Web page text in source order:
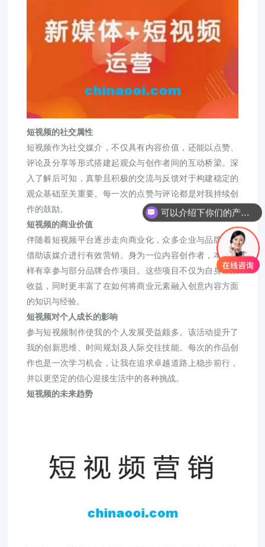
短视频的社交属性
短视频作为社交媒介，不仅具有内容价值，还能以点赞、
评论及分享等形式搭建起观众与创作者间的互动桥梁。深
入了解后可知，真挚且积极的交流与反馈对于构建稳定的
观众基础至关重要。每一次的点赞与评论都是对我持续创
作的鼓励。
短视频的商业价值
伴随着短视频平台逐步走向商业化，众多企业与品牌纷纷
借助该媒介进行有效营销。身为一位内容创作者，本人同
样有幸参与部分品牌合作项目。这些项目不仅为自身带来
收益，同时更丰富了在如何将商业元素融入创意内容方面
的知识与经验。
短视频对个人成长的影响
参与短视频制作使我的个人发展受益颇多。该活动提升了
我的创新思维、时间规划及人际交往技能。每次的作品创
作也是一次学习机会，让我在追求卓越道路上稳步前行，
并以更坚定的信心迎接生活中的各种挑战。
短视频的未来趋势
可以介绍下你们的产品么？